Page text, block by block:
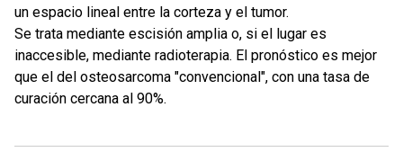
un espacio lineal entre la corteza y el tumor.
Se trata mediante escisión amplia o, si el lugar es
inaccesible, mediante radioterapia. El pronóstico es mejor
que el del osteosarcoma "convencional", con una tasa de
curación cercana al 90%.